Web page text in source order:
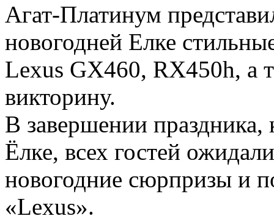
Агат-Платинум
новогодней Елке
Lexus GX460, RX450h, а
викторину.
В завершении праздника,
Ёлке, всех гостей
новогодние сюрпризы и
«Lexus».